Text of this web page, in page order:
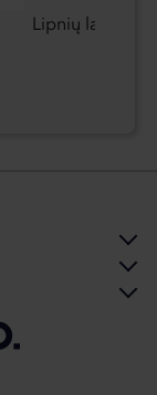
Lipnių lapelių